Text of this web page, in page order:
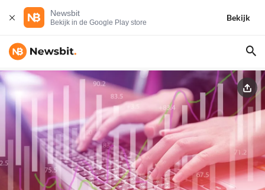
Newsbit
Bekijk in de Google Play store
Bekijk